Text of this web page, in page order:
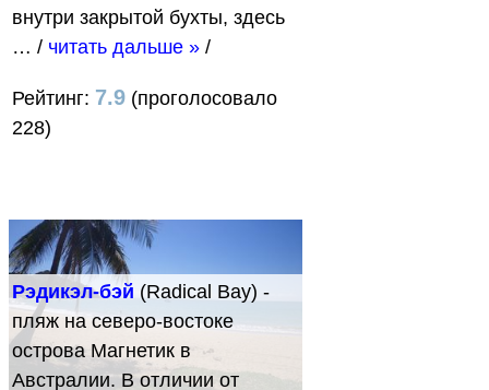
внутри закрытой бухты, здесь
… / читать дальше » /
Рейтинг: 7.9 (проголосовало
228)
Рэдикэл-бэй (Radical Bay) -
пляж на северо-востоке
острова Магнетик в
Австралии. В отличии от